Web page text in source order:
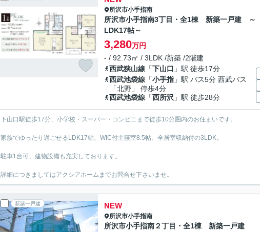
所沢市小手指南
所沢市小手指南3丁目・全1棟 新築一戸建 ～
LDK17帖～
3,280万円
- / 92.73㎡ / 3LDK /新築 /2階建
西武狭山線 「下山口 」駅 徒歩17分
西武池袋線 「小手指 」駅 バス5分 西武バス
「北野」 停歩4分
西武池袋線 「西所沢 」駅 徒歩28分
下山口駅徒歩17分、小学校・スーパー・コンビニまで徒歩10分圏内のお住まいです。
家族でゆったり過ごせるLDK17帖、WIC付主寝室8.5帖、全居室収納付の3LDK。
駐車1台可、建物設備も充実しております。
詳細につきましてはアクシアホームまでお問合せ下さいませ。
新築一戸建 NEW
所沢市小手指南
所沢市小手指南２丁目・全1棟 新築一戸建